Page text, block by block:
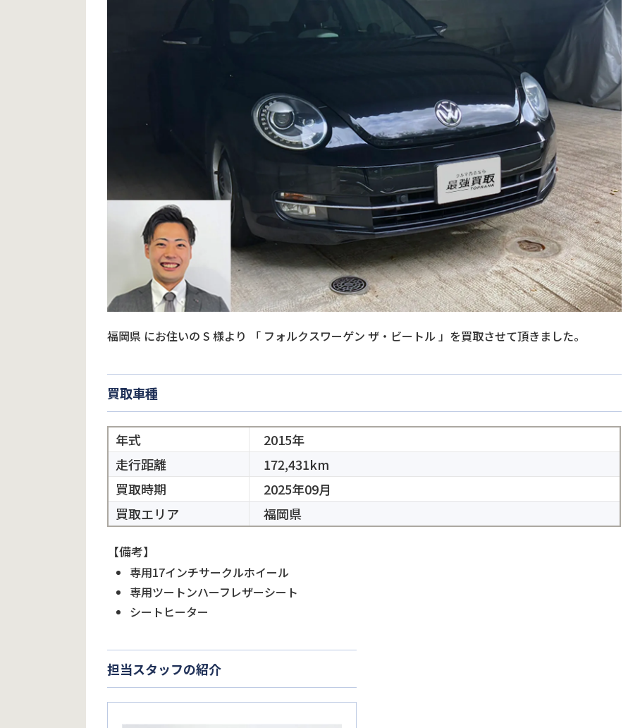
福岡県 にお住いの S 様より 「 フォルクスワーゲン ザ・ビートル」を買取させて頂きました。
買取車種
年式
2015年
走行距離
172,431km
買取時期
2025年09月
買取エリア
福岡県
【備考】
専用17インチサークルホイール
専用ツートンハーフレザーシート
シートヒーター
担当スタッフの紹介